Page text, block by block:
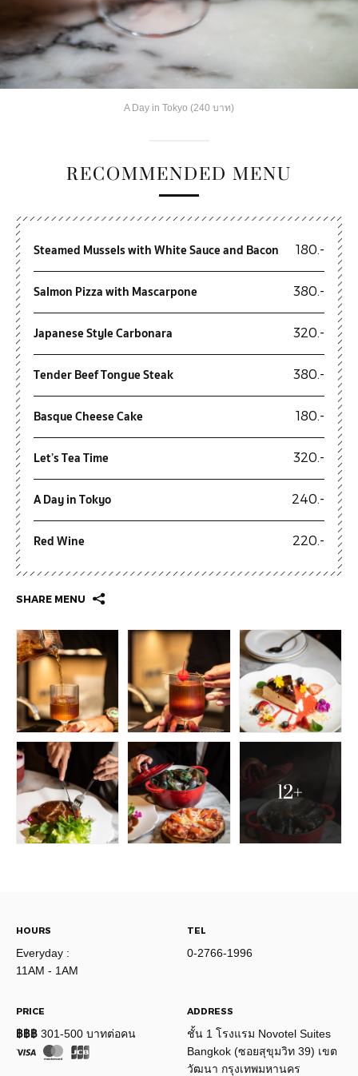
A Day in Tokyo (240 บาท)
RECOMMENDED MENU
Steamed Mussels with White Sauce and Bacon 180.-
Salmon Pizza with Mascarpone 380.-
Japanese Style Carbonara 320.-
Tender Beef Tongue Steak 380.-
Basque Cheese Cake 180.-
Let’s Tea Time 320.-
A Day in Tokyo 240.-
Red Wine 220.-
SHARE MENU
12+
HOURS
Everyday :
11AM - 1AM
TEL
0-2766-1996
PRICE
฿฿฿ 301-500 บาทต่อคน
ADDRESS
ชั้น 1 โรงแรม Novotel Suites
Bangkok (ซอยสุขุมวิท 39) เขต
วัฒนา กรุงเทพมหานคร